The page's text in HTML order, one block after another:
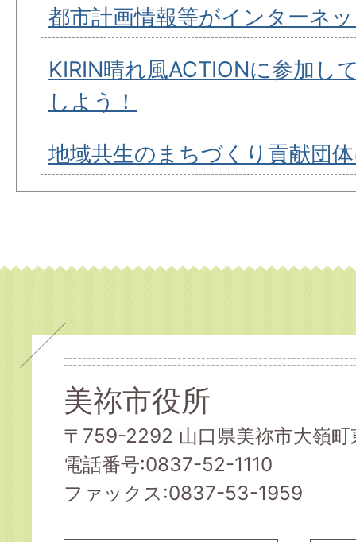
都市計画情報等がインターネ
KIRIN晴れ風ACTIONに参加し
しよう！
地域共生のまちづくり貢献団
美祢市役所
〒759-2292 山口県美祢市大嶺
電話番号:0837-52-1110
ファックス:0837-53-1959